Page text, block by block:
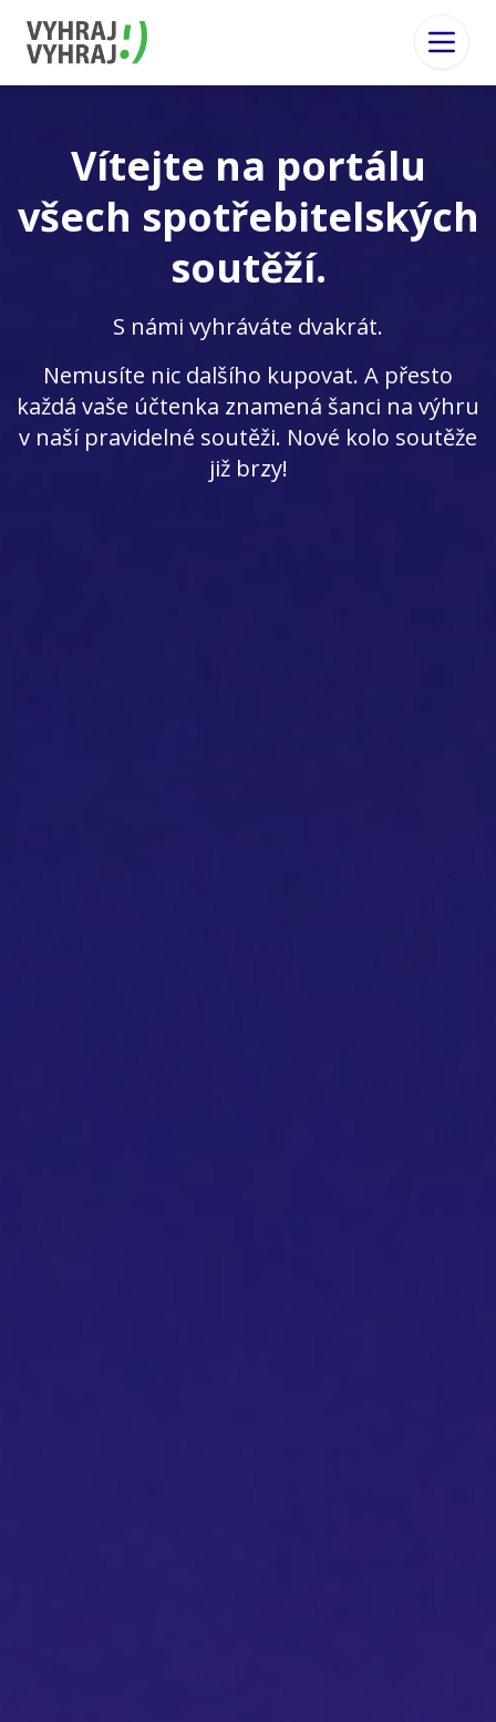
Vítejte na portálu
všech spotřebitelských
soutěží.
S námi vyhráváte dvakrát.
Nemusíte nic dalšího kupovat. A přesto
každá vaše účtenka znamená šanci na výhru
v naší pravidelné soutěži. Nové kolo soutěže
již brzy!